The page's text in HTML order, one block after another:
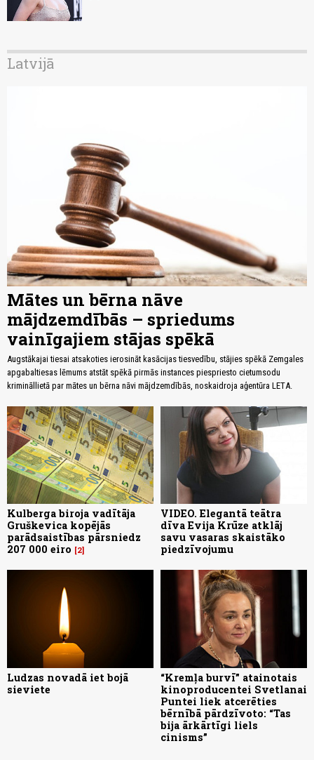
Latvijā
Mātes un bērna nāve
mājdzemdībās – spriedums
vainīgajiem stājas spēkā
Augstākajai tiesai atsakoties ierosināt kasācijas tiesvedību, stājies spēkā Zemgales
apgabaltiesas lēmums atstāt spēkā pirmās instances piespriesto cietumsodu
krimināllietā par mātes un bērna nāvi mājdzemdībās, noskaidroja aģentūra LETA.
Kulberga biroja vadītāja
Gruškevica kopējās
parādsaistības pārsniedz
207 000 eiro
2
VIDEO. Elegantā teātra
dīva Evija Krūze atklāj
savu vasaras skaistāko
piedzīvojumu
Ludzas novadā iet bojā
sieviete
“Kremļa burvī” atainotais
kinoproducentei Svetlanai
Puntei liek atcerēties
bērnībā pārdzīvoto: “Tas
bija ārkārtīgi liels
cinisms”